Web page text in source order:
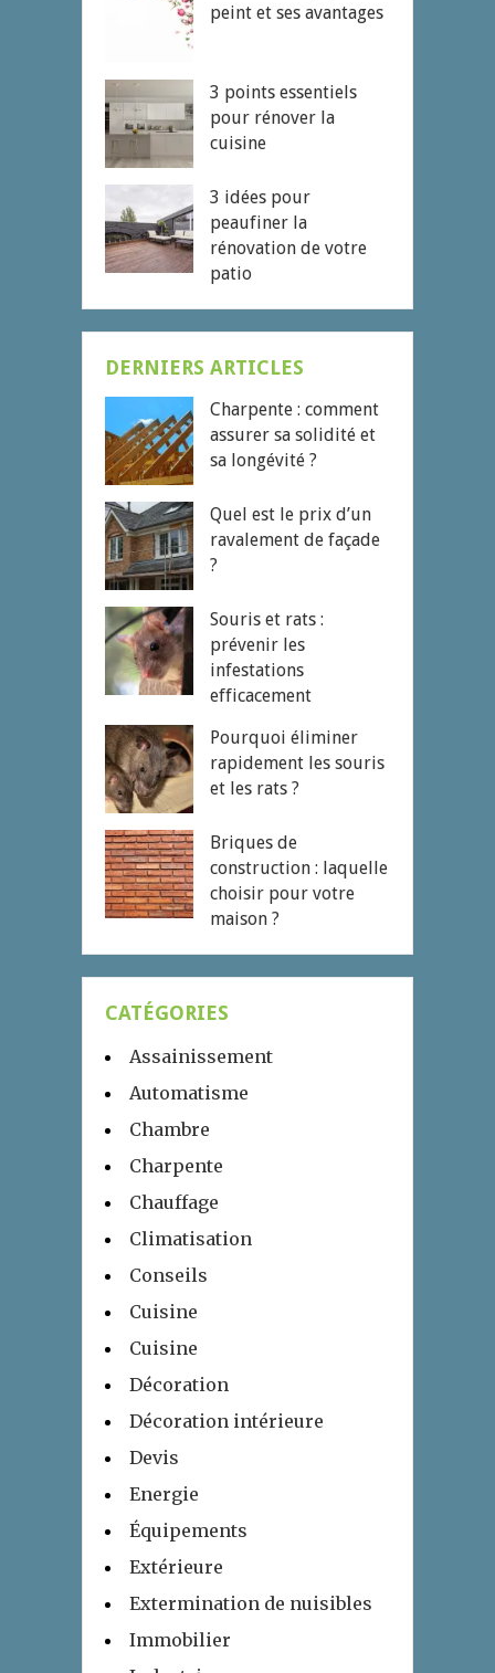
peint et ses avantages
3 points essentiels
pour rénover la
cuisine
3 idées pour
peaufiner la
rénovation de votre
patio
DERNIERS ARTICLES
Charpente : comment
assurer sa solidité et
sa longévité ?
Quel est le prix d’un
ravalement de façade
?
Souris et rats :
prévenir les
infestations
efficacement
Pourquoi éliminer
rapidement les souris
et les rats ?
Briques de
construction : laquelle
choisir pour votre
maison ?
CATÉGORIES
Assainissement
Automatisme
Chambre
Charpente
Chauffage
Climatisation
Conseils
Cuisine
Cuisine
Décoration
Décoration intérieure
Devis
Energie
Équipements
Extérieure
Extermination de nuisibles
Immobilier